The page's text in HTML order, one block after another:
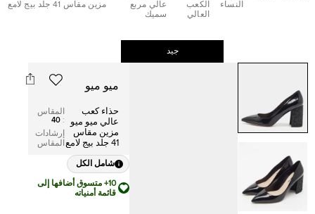
النساء
الكعب
العالي
عالي مربع
سميك
مزين مقاس 41 جلد بيج لامع
جيد
ميو ميو
حذاء كعب
عالي ميو ميو
مزين مقاس
41 جلد بيج لامع
المقاس
:
40
إرشادات
المقاس
شامل الكل
10+ متسوق أضافها إلى
قائمة أمنياته